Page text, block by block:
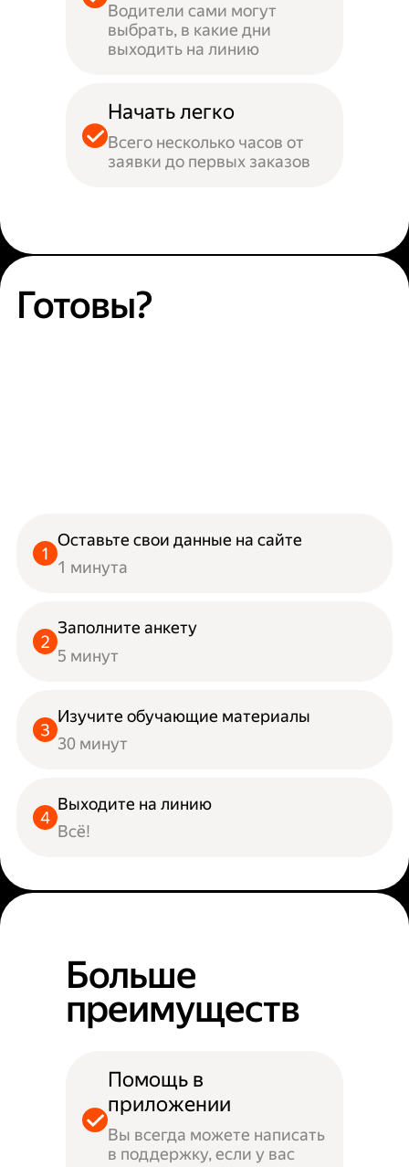
Водители сами могут
выбрать, в какие дни
выходить на линию
Начать легко
Всего несколько часов от
заявки до первых заказов
Готовы?
Оставьте свои данные на сайте
1 минута
Заполните анкету
5 минут
Изучите обучающие материалы
30 минут
Выходите на линию
Всё!
Больше
преимуществ
Помощь в
приложении
Вы всегда можете написать
в поддержку, если у вас